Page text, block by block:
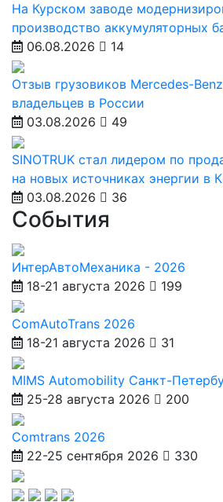
На Курском заводе
производство аккумуляторных
06.08.2026
14
Отзыв грузовиков Mercedes-
владельцев в России
03.08.2026
49
SINOTRUK стал лидером по
на новых источниках энергии в
03.08.2026
36
События
ИнтерАвтоМеханика - 2026
18-21 августа 2026
199
ComAutoTrans 2026
18-21 августа 2026
31
MIMS Automobility Санкт-
25-28 августа 2026
200
Comtrans 2026
22-25 сентября 2026
330